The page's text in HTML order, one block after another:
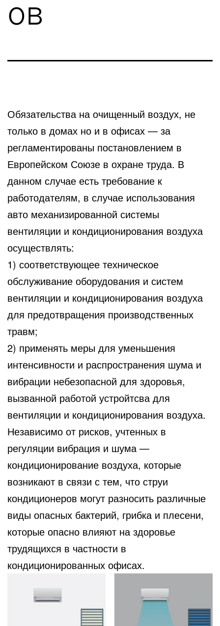
ов
Обязательства на очищенный воздух, не
только в домах но и в офисах — за
регламентированы постановлением в
Европейском Союзе в охране труда. В
данном случае есть требование к
работодателям, в случае использования
авто механизированной системы
вентиляции и кондиционирования воздуха
осуществлять:
1) соответствующее техническое
обслуживание оборудования и систем
вентиляции и кондиционирования воздуха
для предотвращения производственных
травм;
2) применять меры для уменьшения
интенсивности и распространения шума и
вибрации небезопасной для здоровья,
вызванной работой устройтсва для
вентиляции и кондиционирования воздуха.
Независимо от рисков, учтенных в
регуляции вибрация и шума —
кондиционирование воздуха, которые
возникают в связи с тем, что струи
кондиционеров могут разносить различные
виды опасных бактерий, грибка и плесени,
которые опасно влияют на здоровье
трудящихся в частности в
кондиционированных офисах.